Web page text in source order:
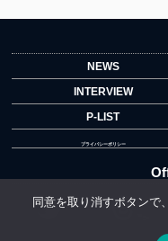
NEWS
INTERVIEW
P-LIST
プライバシーポリシー
同意を取り消すボタンで